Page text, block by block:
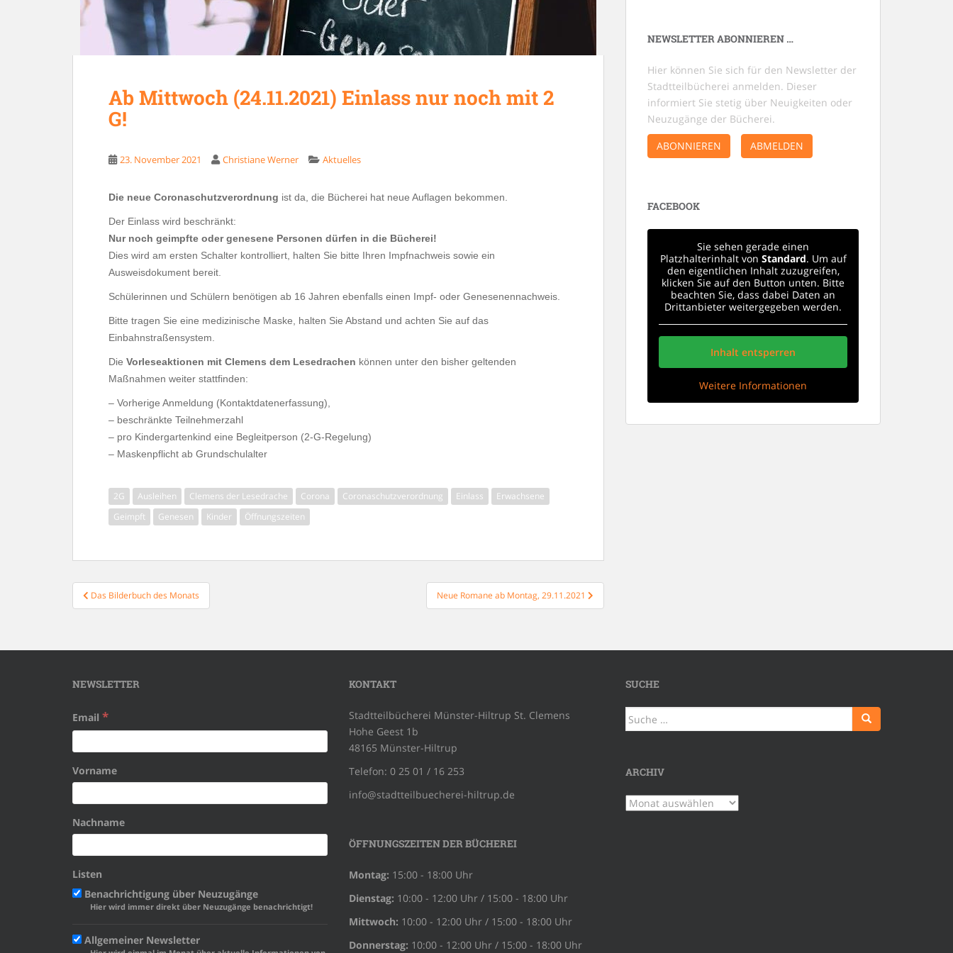
Ab Mittwoch (24.11.2021) Einlass nur noch mit 2
G!
23. November 2021 Christiane Werner Aktuelles
Die neue Coronaschutzverordnung ist da, die Bücherei hat neue Auflagen bekommen.
Der Einlass wird beschränkt:
Nur noch geimpfte oder genesene Personen dürfen in die Bücherei!
Dies wird am ersten Schalter kontrolliert, halten Sie bitte Ihren Impfnachweis sowie ein
Ausweisdokument bereit.
Schülerinnen und Schülern benötigen ab 16 Jahren ebenfalls einen Impf- oder Genesenennachweis.
Bitte tragen Sie eine medizinische Maske, halten Sie Abstand und achten Sie auf das
Einbahnstraßensystem.
Die Vorleseaktionen mit Clemens dem Lesedrachen können unter den bisher geltenden
Maßnahmen weiter stattfinden:
– Vorherige Anmeldung (Kontaktdatenerfassung),
– beschränkte Teilnehmerzahl
– pro Kindergartenkind eine Begleitperson (2-G-Regelung)
– Maskenpflicht ab Grundschulalter
2G Ausleihen Clemens der Lesedrache Corona Coronaschutzverordnung Einlass
Erwachsene
Geimpft
Genesen Kinder Öffnungszeiten
Beitragsnavigation
Das Bilderbuch des Monats Neue Romane ab Montag, 29.11.2021
NEWSLETTER ABONNIEREN …
Hier können Sie sich für den Newsletter der
Stadtteilbücherei anmelden. Dieser
informiert Sie stetig über Neuigkeiten oder
Neuzugänge der Bücherei.
ABONNIEREN
ABMELDEN
FACEBOOK
Sie sehen gerade einen
Platzhalterinhalt von Standard. Um auf
den eigentlichen Inhalt zuzugreifen,
klicken Sie auf den Button unten. Bitte
beachten Sie, dass dabei Daten an
Drittanbieter weitergegeben werden.
Inhalt entsperren
Weitere Informationen
NEWSLETTER
Email *
Vorname
Nachname
Listen
Benachrichtigung über Neuzugänge
Hier wird immer direkt über Neuzugänge benachrichtigt!
Allgemeiner Newsletter
KONTAKT
Stadtteilbücherei Münster-Hiltrup St. Clemens
Hohe Geest 1b
48165 Münster-Hiltrup
Telefon: 0 25 01 / 16 253
info@stadtteilbuecherei-hiltrup.de
ÖFFNUNGSZEITEN DER BÜCHEREI
Montag: 15:00 - 18:00 Uhr
Dienstag: 10:00 - 12:00 Uhr / 15:00 - 18:00 Uhr
Mittwoch: 10:00 - 12:00 Uhr / 15:00 - 18:00 Uhr
Donnerstag: 10:00 - 12:00 Uhr / 15:00 - 18:00 Uhr
SUCHE
Suche
nach:
ARCHIV
Archiv